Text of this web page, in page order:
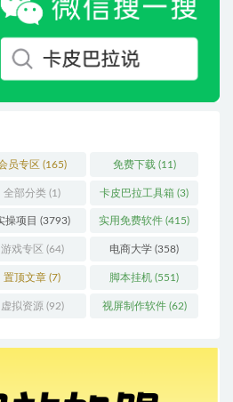
员专区 (165) 免费下载 (11)
全部分类 (1) 卡皮巴拉工具箱 (3)
操项目 (3793) 实用免费软件 (415)
游戏专区 (64) 电商大学 (358)
置顶文章 (7) 脚本挂机 (551)
虚拟资源 (92) 视屏制作软件(62)